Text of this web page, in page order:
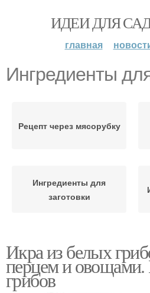
ИДЕИ ДЛЯ
главная
Ингредиенты
Рецепт через мясорубку
Ингредиенты для
заготовки
Вкусный рецепт
Икра из белых
перцем и
грибов